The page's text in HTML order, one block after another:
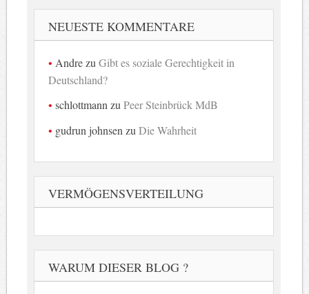
NEUESTE KOMMENTARE
AndrezuGibt es soziale Gerechtigkeit in
Deutschland?
schlottmann zuPeer Steinbrück MdB
gudrun johnsen zuDie Wahrheit
VERMÖGENSVERTEILUNG
WARUM DIESER BLOG ?